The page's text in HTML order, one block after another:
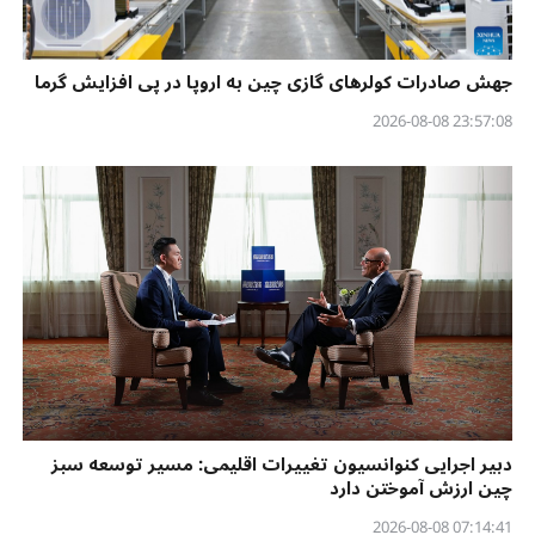
جهش صادرات کولرهای گازی چین به اروپا در پی افزایش گرما
23:57:08 2026-08-08
دبیر اجرایی کنوانسیون تغییرات اقلیمی: مسیر توسعه سبز
چین ارزش آموختن دارد
07:14:41 2026-08-08